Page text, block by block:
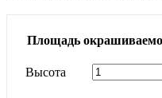
Площадь
Высота